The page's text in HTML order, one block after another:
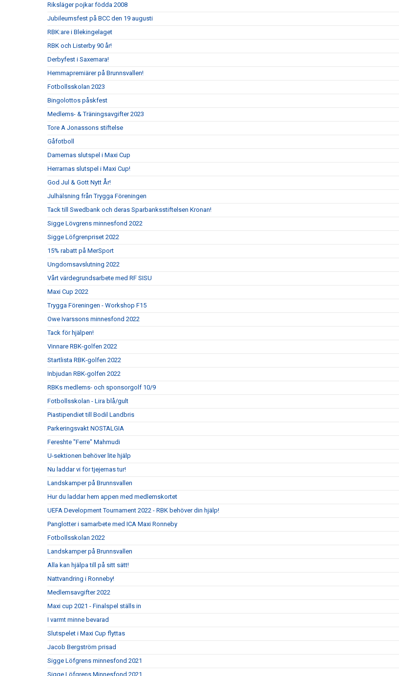
Riksläger pojkar födda 2008
Jubileumsfest på BCC den 19 augusti
RBK:are i Blekingelaget
RBK och Listerby 90 år!
Derbyfest i Saxemara!
Hemmapremiärer på Brunnsvallen!
Fotbollsskolan 2023
Bingolottos påskfest
Medlems- & Träningsavgifter 2023
Tore A Jonassons stiftelse
Gåfotboll
Damernas slutspel i Maxi Cup
Herrarnas slutspel i Maxi Cup!
God Jul & Gott Nytt År!
Julhälsning från Trygga Föreningen
Tack till Swedbank och deras Sparbanksstiftelsen Kronan!
Sigge Lövgrens minnesfond 2022
Sigge Löfgrenpriset 2022
15% rabatt på MerSport
Ungdomsavslutning 2022
Vårt värdegrundsarbete med RF SISU
Maxi Cup 2022
Trygga Föreningen - Workshop F15
Owe Ivarssons minnesfond 2022
Tack för hjälpen!
Vinnare RBK-golfen 2022
Startlista RBK-golfen 2022
Inbjudan RBK-golfen 2022
RBKs medlems- och sponsorgolf 10/9
Fotbollsskolan - Lira blå/gult
Piastipendiet till Bodil Landbris
Parkeringsvakt NOSTALGIA
Fereshte "Ferre" Mahmudi
U-sektionen behöver lite hjälp
Nu laddar vi för tjejernas tur!
Landskamper på Brunnsvallen
Hur du laddar hem appen med medlemskortet
UEFA Development Tournament 2022 - RBK behöver din hjälp!
Panglotter i samarbete med ICA Maxi Ronneby
Fotbollsskolan 2022
Landskamper på Brunnsvallen
Alla kan hjälpa till på sitt sätt!
Nattvandring i Ronneby!
Medlemsavgifter 2022
Maxi cup 2021 - Finalspel ställs in
I varmt minne bevarad
Slutspelet i Maxi Cup flyttas
Jacob Bergström prisad
Sigge Löfgrens minnesfond 2021
Sigge Löfgrens Minnesfond 2021